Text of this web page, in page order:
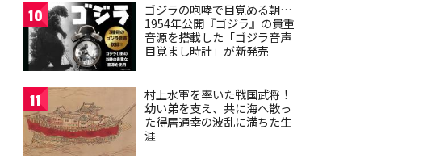
10
ゴジラの咆哮で目覚める朝…
1954年公開『ゴジラ』の貴重
音源を搭載した「ゴジラ音声
目覚まし時計」が新発売
11
村上水軍を率いた戦国武将！
幼い弟を支え、共に海へ散っ
た得居通幸の波乱に満ちた生
涯